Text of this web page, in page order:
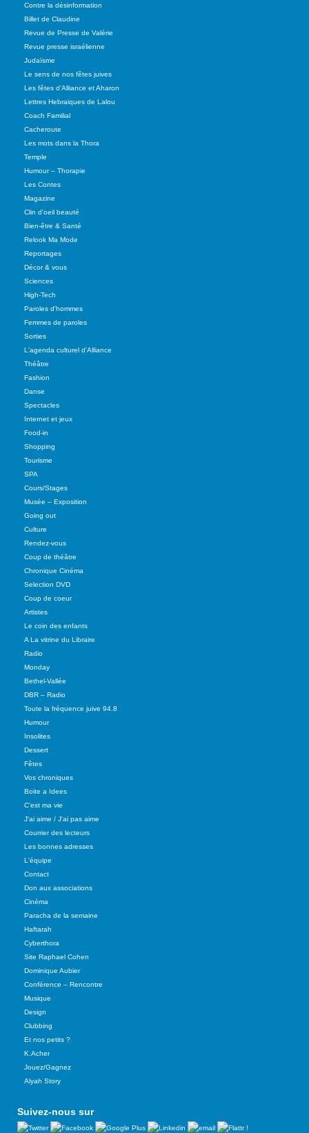
Contre la désinformation
Billet de Claudine
Revue de Presse de Valérie
Revue presse israélienne
Judaïsme
Le sens de nos fêtes juives
Les fêtes d'Alliance et Aharon
Lettres Hebraiques de Lalou
Coach Familial
Cacheroute
Les mots dans la Thora
Temple
Humour – Thorapie
Les Contes
Magazine
Clin d'oeil beauté
Bien-être & Santé
Relook Ma Mode
Reportages
Décor & vous
Sciences
High-Tech
Paroles d'hommes
Femmes de paroles
Sorties
L'agenda culturel d'Alliance
Théâtre
Fashion
Danse
Spectacles
Internet et jeux
Food-in
Shopping
Tourisme
SPA
Cours/Stages
Musée – Exposition
Going out
Culture
Rendez-vous
Coup de théâtre
Chronique Cinéma
Selection DVD
Coup de coeur
Artistes
Le coin des enfants
A La vitrine du Libraire
Radio
Monday
Bethel-Vallée
DBR – Radio
Toute la fréquence juive 94.8
Humour
Insolites
Dessert
Fêtes
Vos chroniques
Boite a Idees
C'est ma vie
J'ai aime / J'ai pas aime
Courrier des lecteurs
Les bonnes adresses
L'équipe
Contact
Don aux associations
Cinéma
Paracha de la semaine
Haftarah
Cyberthora
Site Raphael Cohen
Dominique Aubier
Conférence – Rencontre
Musique
Design
Clubbing
Et nos petits ?
K.Acher
Jouez/Gagnez
Alyah Story
Suivez-nous sur